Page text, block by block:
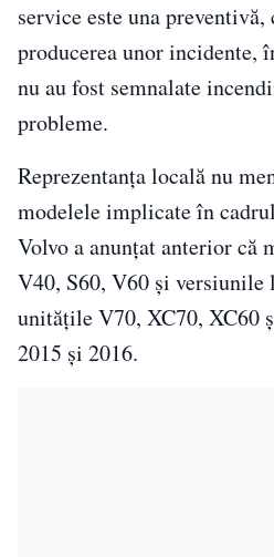
service este una
producerea unor incidente,
nu au fost semnalate
probleme.
Reprezentanța locală nu
modelele implicate în
Volvo a anunțat anterior că
V40, S60, V60 și versiunile
unitățile V70, XC70, XC60
2015 și 2016.